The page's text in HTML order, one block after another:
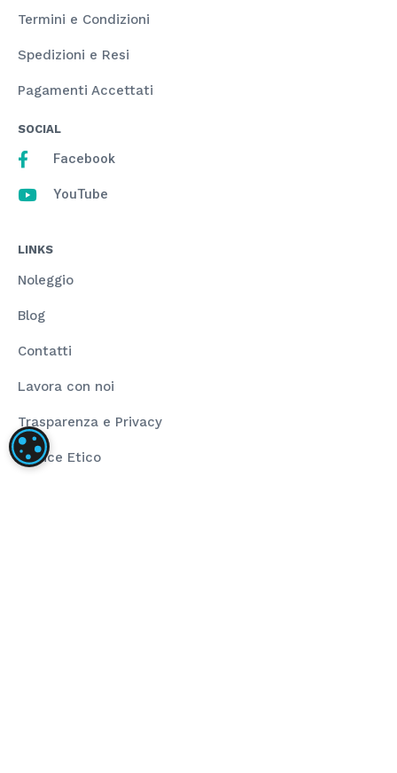
Termini e Condizioni
Spedizioni e Resi
Pagamenti Accettati
SOCIAL
Facebook
YouTube
LINKS
Noleggio
Blog
Contatti
Lavora con noi
Trasparenza e Privacy
Codice Etico
IMPOSTAZIONI DEI COOKIE